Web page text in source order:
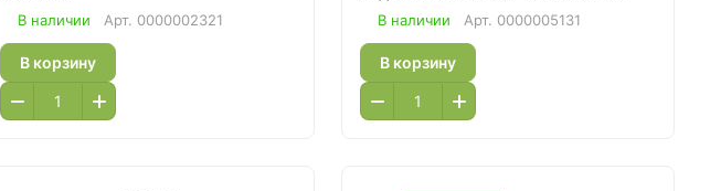
В наличии Арт. 0000002321
В корзину
В наличии Арт. 0000005131
В корзину